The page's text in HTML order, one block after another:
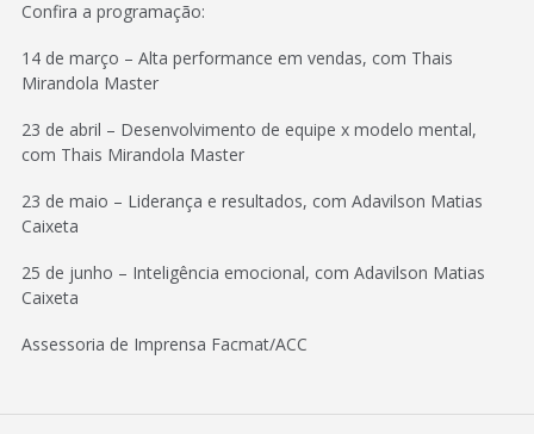
Confira a programação:
14 de março – Alta performance em vendas, com Thais
Mirandola Master
23 de abril – Desenvolvimento de equipe x modelo mental,
com Thais Mirandola Master
23 de maio – Liderança e resultados, com Adavilson Matias
Caixeta
25 de junho – Inteligência emocional, com Adavilson Matias
Caixeta
Assessoria de Imprensa Facmat/ACC